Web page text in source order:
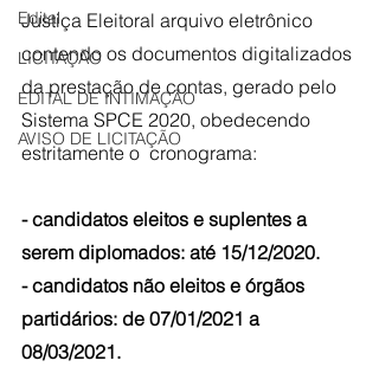
Edital
LICITAÇÃO
EDITAL DE INTIMAÇÃO
AVISO DE LICITAÇÃO
Justiça Eleitoral arquivo eletrônico
contendo os documentos digitalizados
da prestação de contas, gerado pelo
Sistema SPCE 2020, obedecendo
estritamente o  cronograma:
- candidatos eleitos e suplentes a
serem diplomados: até 15/12/2020.
- candidatos não eleitos e órgãos
partidários: de 07/01/2021 a
08/03/2021.